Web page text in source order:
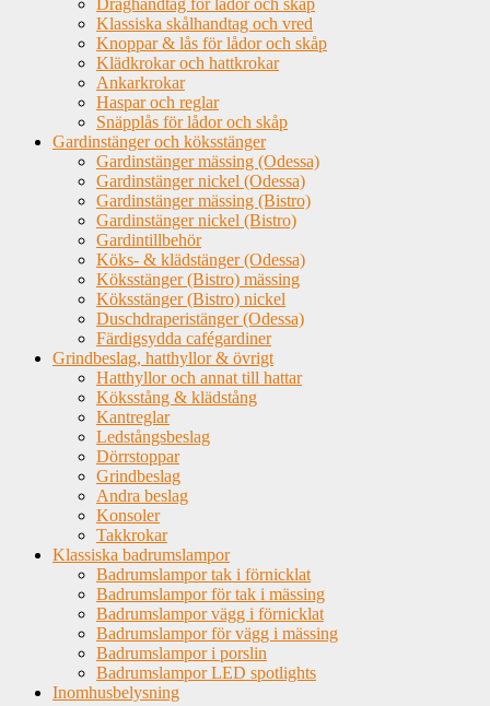
Draghandtag för lådor och skåp
Klassiska skålhandtag och vred
Knoppar & lås för lådor och skåp
Klädkrokar och hattkrokar
Ankarkrokar
Haspar och reglar
Snäpplås för lådor och skåp
Gardinstänger och köksstänger
Gardinstänger mässing (Odessa)
Gardinstänger nickel (Odessa)
Gardinstänger mässing (Bistro)
Gardinstänger nickel (Bistro)
Gardintillbehör
Köks- & klädstänger (Odessa)
Köksstänger (Bistro) mässing
Köksstänger (Bistro) nickel
Duschdraperistänger (Odessa)
Färdigsydda cafégardiner
Grindbeslag, hatthyllor & övrigt
Hatthyllor och annat till hattar
Köksstång & klädstång
Kantreglar
Ledstångsbeslag
Dörrstoppar
Grindbeslag
Andra beslag
Konsoler
Takkrokar
Klassiska badrumslampor
Badrumslampor tak i förnicklat
Badrumslampor för tak i mässing
Badrumslampor vägg i förnicklat
Badrumslampor för vägg i mässing
Badrumslampor i porslin
Badrumslampor LED spotlights
Inomhusbelysning